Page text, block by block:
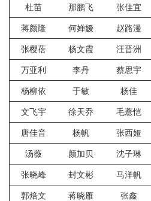
杜苗
那鹏飞 张佳宜
蒋颜隆
何婵嫒 赵路漫
张樱蓓
杨文霞 汪晋洲
万亚利
李丹 蔡思宇
杨柳依
于敏 杨佳
文飞宇
徐天乔 毛薏恺
唐佳音
杨帆 张西娅
汤薇
颜加贝 沈子琳
张晓峰
封文彬 马洋帆
郭焙文
蒋晓雁 张鑫